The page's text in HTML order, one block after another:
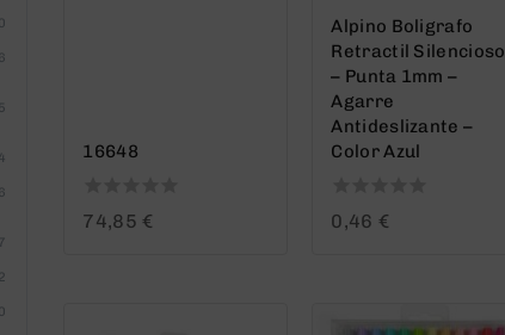
16648
0
74,85 €
Alpino Boligrafo
Retractil Silencioso
– Punta 1mm –
Agarre
Antideslizante –
Color Azul
0
0,46 €